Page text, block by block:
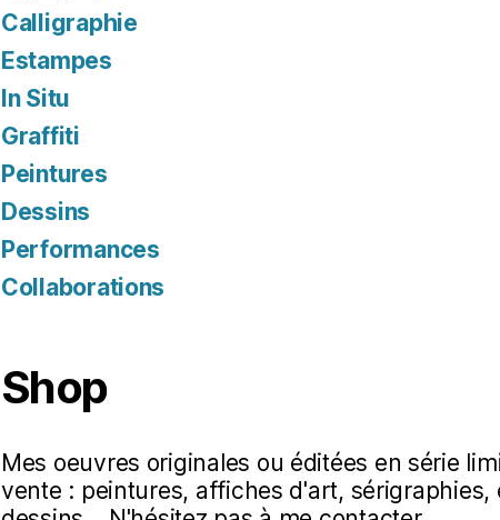
Calligraphie
Estampes
In Situ
Graffiti
Peintures
Dessins
Performances
Collaborations
Shop
Mes oeuvres originales ou éditées en série
vente : peintures, affiches d'art, sérigraphies,